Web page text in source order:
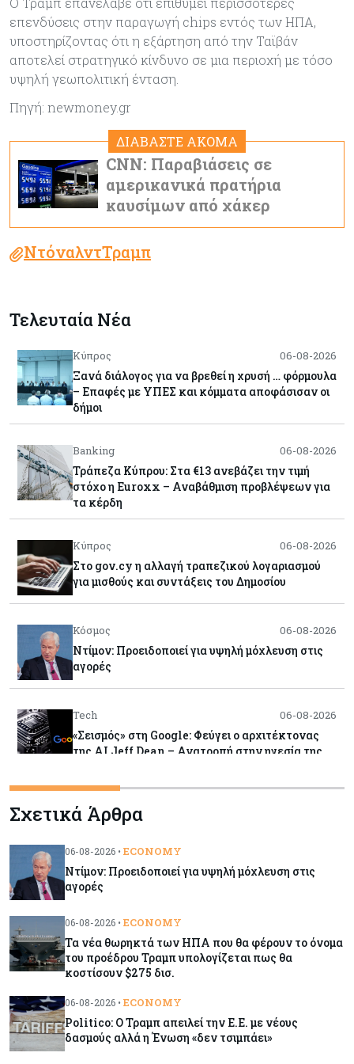
επενδύσεις στην παραγωγή chips εντός των ΗΠΑ,
υποστηρίζοντας ότι η εξάρτηση από την Ταϊβάν
αποτελεί στρατηγικό κίνδυνο σε μια περιοχή με τόσο
υψηλή γεωπολιτική ένταση.
Πηγή: newmoney.gr
ΔΙΑΒΑΣΤΕ ΑΚΟΜΑ
CNN: Παραβιάσεις σε
αμερικανικά πρατήρια
καυσίμων από χάκερ
ΝτόναλντΤραμπ
Τελευταία Νέα
Κύπρος 06-08-2026
Ξανά διάλογος για να βρεθεί η χρυσή … φόρμουλα
– Επαφές με ΥΠΕΣ και κόμματα αποφάσισαν οι
δήμοι
Banking 06-08-2026
Τράπεζα Κύπρου: Στα €13 ανεβάζει την τιμή
στόχο η Euroxx – Αναβάθμιση προβλέψεων για
τα κέρδη
Κύπρος 06-08-2026
Στο gov.cy η αλλαγή τραπεζικού λογαριασμού
για μισθούς και συντάξεις του Δημοσίου
Κόσμος 06-08-2026
Ντίμον: Προειδοποιεί για υψηλή μόχλευση στις
αγορές
Tech 06-08-2026
«Σεισμός» στη Google: Φεύγει ο αρχιτέκτονας
της AI Jeff Dean – Ανατροπή στην ηγεσία της
Εμπορεύματα
Χρυσός: Ξεπέρασε τα $4.300 με ώθηση από την
πρόοδο για τα Στενά του Ορμούζ
Εμπορεύματα
συμφωνία Ιράν-Ομάν για τα Στενά του Ορμούζ –
Κοντά στα $79 το Brent
Ορκίζονται σήμερα τα νέα μέλη της Κυβέρνησης
- Στις 13:00 συνεδριάζει το Υπουργικό
Σχετικά Άρθρα
06-08-2026 • ECONOMY
Ντίμον: Προειδοποιεί για υψηλή μόχλευση στις
αγορές
06-08-2026 • ECONOMY
Τα νέα θωρηκτά των ΗΠΑ που θα φέρουν το όνομα
του προέδρου Τραμπ υπολογίζεται πως θα
κοστίσουν $275 δισ.
06-08-2026 • ECONOMY
Politico: Ο Τραμπ απειλεί την Ε.Ε. με νέους
δασμούς αλλά η Ένωση «δεν τσιμπάει»